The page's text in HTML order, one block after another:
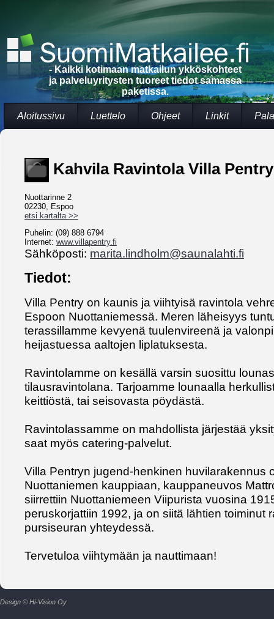
- Kaikki kotimaan matkailun ykköskohteet
ja palveluyritysten tuoreet tiedot samassa
paketissa.
Aloitussivu Luettelo Ohjeet Linkit
Kahvila Ravintola Villa Pentry
Nuottarinne 2
02230, Espoo
etsi kartalta >>
Puhelin: (09) 888 6794
Internet: www.villapentry.fi
Sähköposti: marita.lindholm@saunalahti.fi
Tiedot:
Villa Pentry on kaunis ja viihtyisä ravintola
Espoon Nuottaniemessä. Meren läheisyys
terassillamme kevyenä tuulenvireenä ja
heijastuessa aaltojen liplatuksesta.
Ravintolamme on kesällä varsin suosittu
tilausravintolana. Tarjoamme lounaalla
keittiöstä, tai seisovasta pöydästä.
Ravintolassamme on mahdollista järjestää
saat myös catering-palvelut.
Villa Pentryn jugend-henkinen huvilarakennus
Nuottaniemen kauppiaan, kauppaneuvos
siirrettiin Nuottaniemeen Viipurista vuosina
peruskorjattiin 1992, ja on siitä lähtien toiminut
pursiseuran yhteydessä.
Tervetuloa viihtymään ja nauttimaan!
Design © Hi-Vision Oy